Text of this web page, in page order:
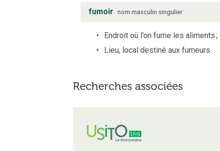
fumoir nom masculin singulier
Endroit où l’on fume les aliments;
Lieu, local destiné aux fumeurs.
Recherches associées